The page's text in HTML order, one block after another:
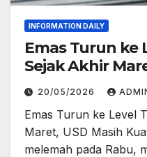
INFORMATION DAILY
Emas Turun ke
Sejak Akhir
20/05/2026
Emas Turun ke Level
Maret, USD Masih
melemah pada Rabu,